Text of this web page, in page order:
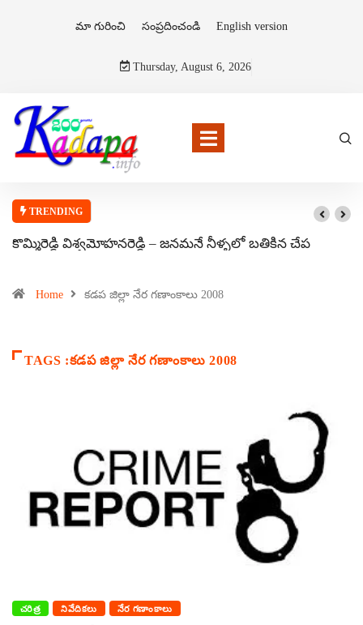
మా గురించి సంప్రదించండి English version
Thursday, August 6, 2026
TRENDING
కొమ్మిరెడ్డి విశ్వమోహనరెడ్డి – జనమనే నీళ్ళలో బతికిన చేప
Home కడప జిల్లా నేర గణాంకాలు 2008
TAGS :కడప జిల్లా నేర గణాంకాలు 2008
చరిత్ర నివేదికలు నేర గణాంకాలు